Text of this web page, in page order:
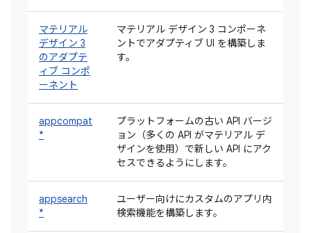
マテリアル
デザイン 3
のアダプテ
ィブ コンポ
ーネント
マテリアル デザイン 3 コンポーネ
ントでアダプティブ UI を構築しま
す。
appcompat
*
プラットフォームの古い API バージ
ョン（多くの API がマテリアル デ
ザインを使用）で新しい API にアク
セスできるようにします。
appsearch
*
ユーザー向けにカスタムのアプリ内
検索機能を構築します。